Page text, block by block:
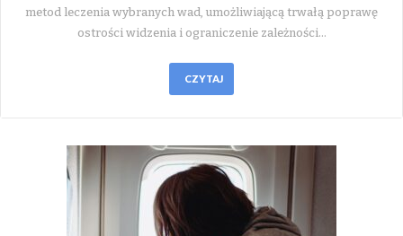
metod leczenia wybranych wad, umożliwiającą trwałą poprawę
ostrości widzenia i ograniczenie zależności…
CZYTAJ